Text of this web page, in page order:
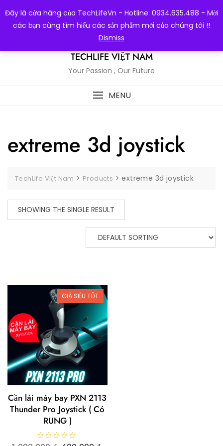
Đây là cửa hàng của TechLifeVn - Hotline: 0934.635.488 - Mời
các bạn cùng tìm hiểu các sản phẩm mới của chúng tôi !!
Dismiss
to
content
TECHLIFE VIỆT NAM
Your Passion , Our Future
MENU
extreme 3d joystick
TechLife Việt Nam > Products >extreme 3d joystick
SHOWING THE SINGLE RESULT
GIÁ SIÊU TỐT
Cần lái máy bay PXN 2113
Thunder Pro Joystick ( Có
RUNG )
R